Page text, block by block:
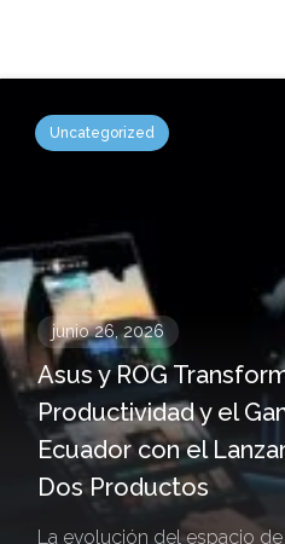
Uncategorized
junio 26, 2026
Asus y ROG
Productividad y el
Ecuador con el
Dos Productos
La evolución del espacio